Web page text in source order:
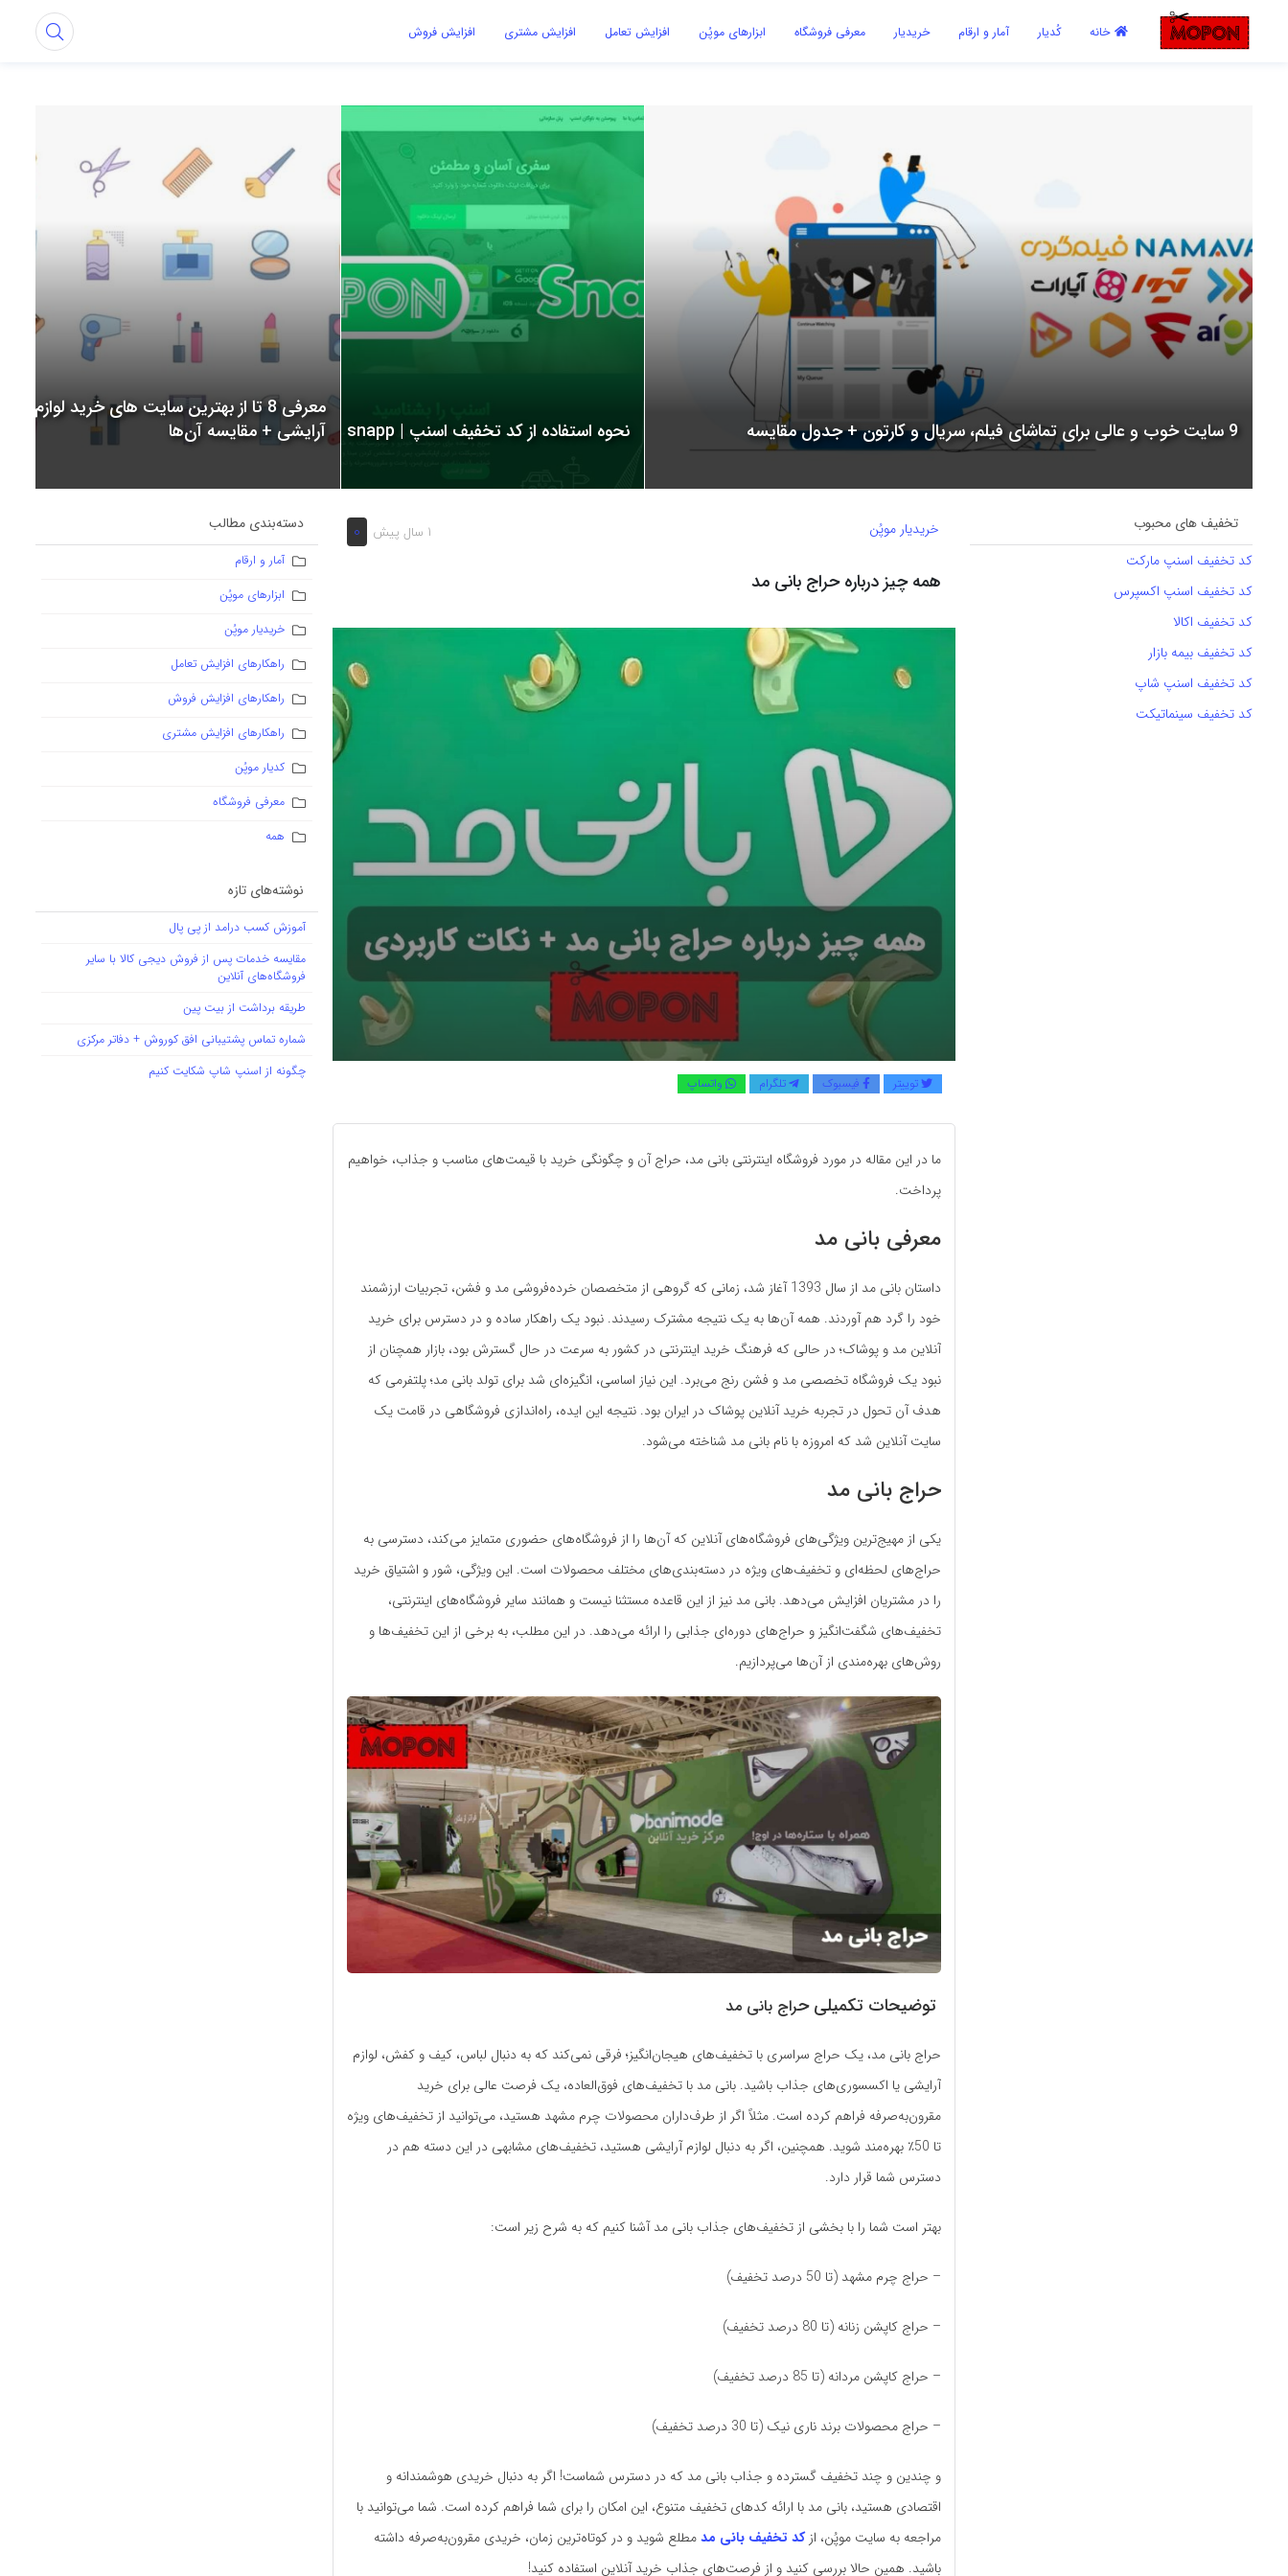
خانه کُدیار آمار و ارقام خریدیار معرفی فروشگاه ابزارهای موپُن افزایش تعامل افزایش مشتری افزایش فروش اشتراک گذاری
9 سایت خوب و عالی برای تماشای فیلم، سریال و کارتون + جدول مقایسه نحوه استفاده از کد تخفیف اسنپ | snapp
معرفی 8 تا از بهترین سایت های خرید لوازم
آرایشی + مقایسه آن‌ها
تخفیف های محبوب
کد تخفیف اسنپ مارکت
کد تخفیف اسنپ اکسپرس
کد تخفیف اکالا
کد تخفیف بیمه بازار
کد تخفیف اسنپ شاپ
کد تخفیف سینماتیکت
1 سال پیش 0 خریدیار موپُن
همه چیز درباره حراج بانی مد
توییتر فیسبوک تلگرام واتساپ
ما در این مقاله در مورد فروشگاه اینترنتی بانی مد، حراج آن و چگونگی خرید با قیمت‌های مناسب و جذاب، خواهیم
پرداخت.
معرفی بانی مد
داستان بانی مد از سال 1393 آغاز شد، زمانی که گروهی از متخصصان خرده‌فروشی مد و فشن، تجربیات ارزشمند
خود را گرد هم آوردند. همه آن‌ها به یک نتیجه مشترک رسیدند. نبود یک راهکار ساده و در دسترس برای خرید
آنلاین مد و پوشاک؛ در حالی که فرهنگ خرید اینترنتی در کشور به سرعت در حال گسترش بود، بازار همچنان از
نبود یک فروشگاه تخصصی مد و فشن رنج می‌برد. این نیاز اساسی، انگیزه‌ای شد برای تولد بانی مد؛ پلتفرمی که
هدف آن تحول در تجربه خرید آنلاین پوشاک در ایران بود. نتیجه این ایده، راه‌اندازی فروشگاهی در قامت یک
سایت آنلاین شد که امروزه با نام بانی مد شناخته می‌شود.
حراج بانی مد
یکی از مهیج‌ترین ویژگی‌های فروشگاه‌های آنلاین که آن‌ها را از فروشگاه‌های حضوری متمایز می‌کند، دسترسی به
حراج‌های لحظه‌ای و تخفیف‌های ویژه در دسته‌بندی‌های مختلف محصولات است. این ویژگی، شور و اشتیاق خرید
را در مشتریان افزایش می‌دهد. بانی مد نیز از این قاعده مستثنا نیست و همانند سایر فروشگاه‌های اینترنتی،
تخفیف‌های شگفت‌انگیز و حراج‌های دوره‌ای جذابی را ارائه می‌دهد. در این مطلب، به برخی از این تخفیف‌ها و
روش‌های بهره‌مندی از آن‌ها می‌پردازیم.
توضیحات تکمیلی حراج بانی مد
حراج بانی مد، یک حراج سراسری با تخفیف‌های هیجان‌انگیز؛ فرقی نمی‌کند که به دنبال لباس، کیف و کفش، لوازم
آرایشی یا اکسسوری‌های جذاب باشید. بانی مد با تخفیف‌های فوق‌العاده، یک فرصت عالی برای خرید
مقرون‌به‌صرفه فراهم کرده است. مثلاً اگر از طرف‌داران محصولات چرم مشهد هستید، می‌توانید از تخفیف‌های ویژه
تا 50٪ بهره‌مند شوید. همچنین، اگر به دنبال لوازم آرایشی هستید، تخفیف‌های مشابهی در این دسته هم در
دسترس شما قرار دارد.
بهتر است شما را با بخشی از تخفیف‌های جذاب بانی مد آشنا کنیم که به شرح زیر است:
– حراج چرم مشهد (تا 50 درصد تخفیف)
– حراج کاپشن زنانه (تا 80 درصد تخفیف)
– حراج کاپشن مردانه (تا 85 درصد تخفیف)
– حراج محصولات برند ناری نیک (تا 30 درصد تخفیف)
و چندین و چند تخفیف گسترده و جذاب بانی مد که در دسترس شماست! اگر به دنبال خریدی هوشمندانه و
اقتصادی هستید، بانی مد با ارائه کدهای تخفیف متنوع، این امکان را برای شما فراهم کرده است. شما می‌توانید با
مراجعه به سایت موپُن، ازکد تخفیف بانی مدمطلع شوید و در کوتاه‌ترین زمان، خریدی مقرون‌به‌صرفه داشته
باشید. همین حالا بررسی کنید و از فرصت‌های جذاب خرید آنلاین استفاده کنید!
دسته‌بندی مطالب
آمار و ارقام
ابزارهای موپُن
خریدیار موپُن
راهکارهای افزایش تعامل
راهکارهای افزایش فروش
راهکارهای افزایش مشتری
کدیار موپُن
معرفی فروشگاه
همه
نوشته‌های تازه
آموزش کسب درامد از پی پال
مقایسه خدمات پس از فروش دیجی کالا با سایر
فروشگاه‌های آنلاین
طریقه برداشت از بیت پین
شماره تماس پشتیبانی افق کوروش + دفاتر مرکزی
چگونه از اسنپ شاپ شکایت کنیم